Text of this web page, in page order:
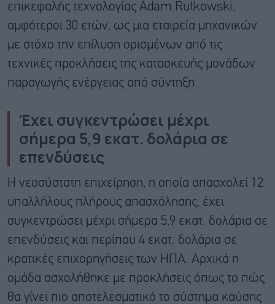
επικεφαλής τεχνολογίας Adam Rutkowski,
αμφότεροι 30 ετών, ως μια εταιρεία μηχανικών
με στόχο την επίλυση ορισμένων από τις
τεχνικές προκλήσεις της κατασκευής μονάδων
παραγωγής ενέργειας από σύντηξη.
Έχει συγκεντρώσει μέχρι
σήμερα 5,9 εκατ. δολάρια σε
επενδύσεις
Η νεοσύστατη επιχείρηση, η οποία απασχολεί 12
υπαλλήλους πλήρους απασχόλησης, έχει
συγκεντρώσει μέχρι σήμερα 5,9 εκατ. δολάρια σε
επενδύσεις και περίπου 4 εκατ. δολάρια σε
κρατικές επιχορηγήσεις των ΗΠΑ. Αρχικά η
ομάδα ασχολήθηκε με προκλήσεις όπως το πώς
θα γίνει πιο αποτελεσματικό το σύστημα καύσης